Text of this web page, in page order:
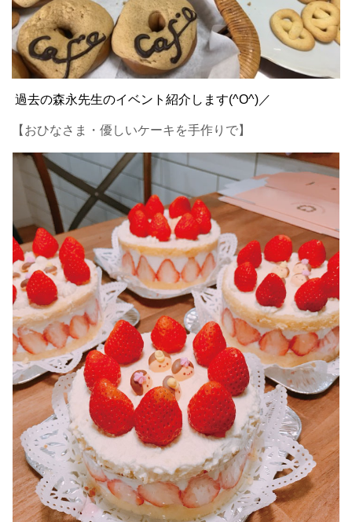
過去の森永先生のイベント紹介します(^O^)／
【おひなさま・優しいケーキを手作りで】